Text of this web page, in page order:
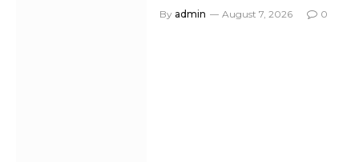
By admin August 7, 2026 0